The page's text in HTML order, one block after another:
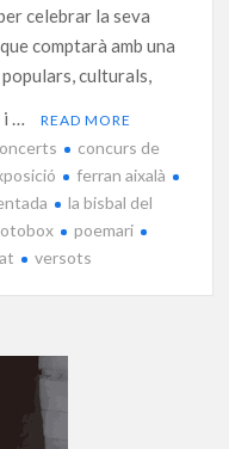
celebrar la seva
comptarà amb una
culturals,
i …
READ MORE
concurs de
ferran aixalà
la bisbal del
poemari
versots